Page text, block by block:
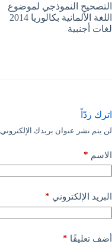
التصحيح النموذجي لموضوع
اللغة الألمانية بكالوريا 2014
لغات أجنبية
اترك ردّاً
لن يتم نشر عنوان بريدك الإلكتروني.
الاسم *
البريد الإلكتروني *
أضف تعليقًا *